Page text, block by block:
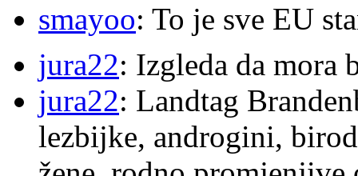
smayoo: To je sve EU
jura22: Izgleda da mora
jura22: Landtag
lezbijke, androgini,